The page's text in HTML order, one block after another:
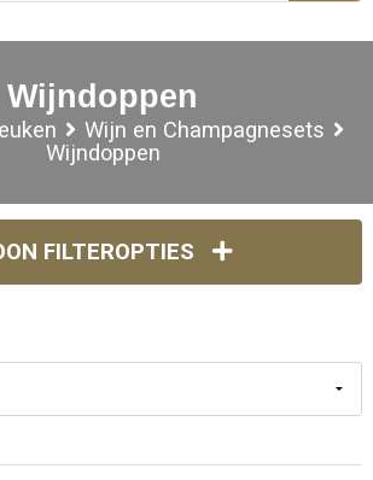
Wijndoppen
Wijn en Champagnesets
Wijndoppen
FILTEROPTIES